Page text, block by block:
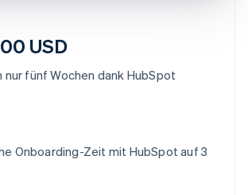
USD
nur fünf Wochen dank HubSpot
Onboarding-Zeit mit HubSpot auf 3